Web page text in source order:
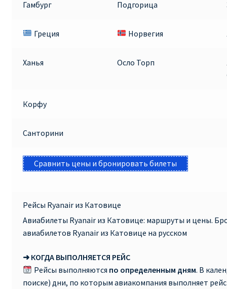
Гамбург Подгорица
Греция Норвегия
Ханья Осло Торп
Корфу
Санторини
Сравнить цены и бронировать билеты
Рейсы Ryanair из Катовице
Авиабилеты Ryanair из Катовице: маршруты и цены.
авиабилетов Ryanair из Катовице на русском
➜ КОГДА ВЫПОЛНЯЕТСЯ РЕЙС
Рейсы выполняются по определенным дням. В
поиске) дни, по которым авиакомпания выполняет